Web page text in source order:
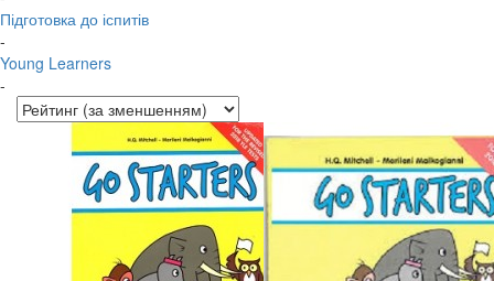
Підготовка до іспитів
-
Young Learners
-